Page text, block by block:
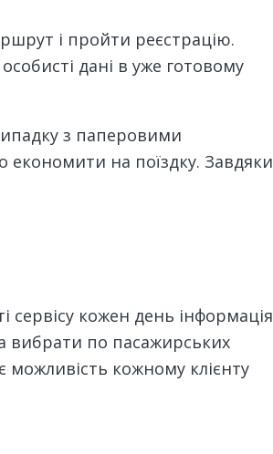
і пройти реєстрацію.
дані в уже готовому
з паперовими
економити на поїздку. Завдяки
сервісу кожен день інформація
вибрати по пасажирських
можливість кожному клієнту